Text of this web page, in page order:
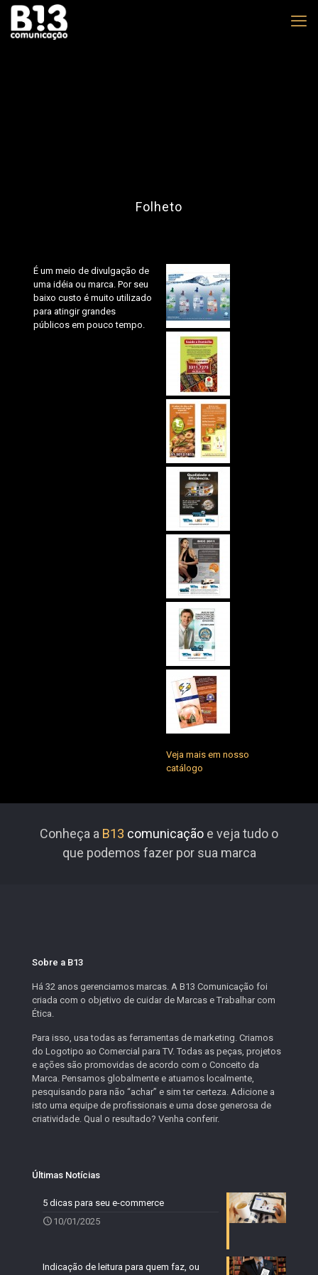
Folheto
É um meio de divulgação de
uma idéia ou marca. Por seu
baixo custo é muito utilizado
para atingir grandes
públicos em pouco tempo.
Veja mais em nosso
catálogo
Conheça a B13 comunicação e veja tudo o
que podemos fazer por sua marca
Sobre a B13
Há 32 anos gerenciamos marcas. A B13 Comunicação foi
criada com o objetivo de cuidar de Marcas e Trabalhar com
Ética.
Para isso, usa todas as ferramentas de marketing. Criamos
do Logotipo ao Comercial para TV. Todas as peças, projetos
e ações são promovidas de acordo com o Conceito da
Marca. Pensamos globalmente e atuamos localmente,
pesquisando para não “achar” e sim ter certeza. Adicione a
isto uma equipe de profissionais e uma dose generosa de
criatividade. Qual o resultado? Venha conferir.
Últimas Notícias
5 dicas para seu e-commerce
10/01/2025
Indicação de leitura para quem faz, ou